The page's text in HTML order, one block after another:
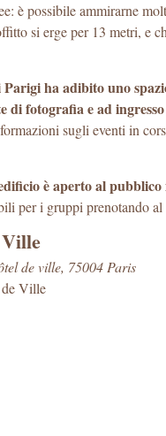
è possibile ammirarne
si erge per 13 metri, e
ha adibito uno
di fotografia e ad
sugli eventi in
è aperto al pubblico
per i gruppi prenotando
de ville, 75004 Paris
Ville